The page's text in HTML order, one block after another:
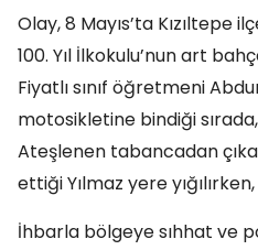
Olay, 8 Mayıs’ta Kızıltepe
100. Yıl İlkokulu’nun art
Fiyatlı sınıf öğretmeni
motosikletine bindiği
Ateşlenen tabancadan
ettiği Yılmaz yere
İhbarla bölgeye sıhhat ve